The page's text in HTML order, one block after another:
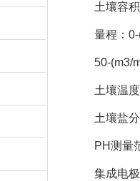
土壤容积
量程：0-
50-(m3/
土壤温度
土壤盐分
PH测量范
集成电极：